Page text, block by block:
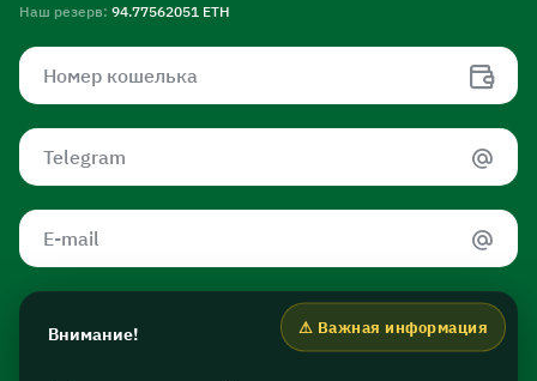
Наш резерв: 94.77562051 ETH
Внимание!